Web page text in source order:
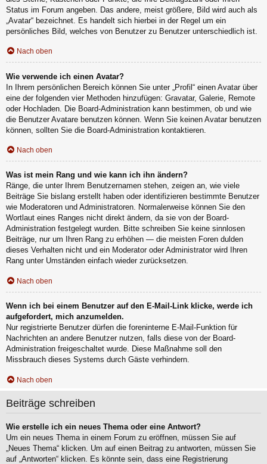
Status im Forum angeben. Das andere, meist größere, Bild wird auch als
„Avatar“ bezeichnet. Es handelt sich hierbei in der Regel um ein
persönliches Bild, welches von Benutzer zu Benutzer unterschiedlich ist.
Nach oben
Wie verwende ich einen Avatar?
In Ihrem persönlichen Bereich können Sie unter „Profil“ einen Avatar über
eine der folgenden vier Methoden hinzufügen: Gravatar, Galerie, Remote
oder Hochladen. Die Board-Administration kann bestimmen, ob und wie
die Benutzer Avatare benutzen können. Wenn Sie keinen Avatar benutzen
können, sollten Sie die Board-Administration kontaktieren.
Nach oben
Was ist mein Rang und wie kann ich ihn ändern?
Ränge, die unter Ihrem Benutzernamen stehen, zeigen an, wie viele
Beiträge Sie bislang erstellt haben oder identifizieren bestimmte Benutzer
wie Moderatoren und Administratoren. Normalerweise können Sie den
Wortlaut eines Ranges nicht direkt ändern, da sie von der Board-
Administration festgelegt wurden. Bitte schreiben Sie keine sinnlosen
Beiträge, nur um Ihren Rang zu erhöhen — die meisten Foren dulden
dieses Verhalten nicht und ein Moderator oder Administrator wird Ihren
Rang unter Umständen einfach wieder zurücksetzen.
Nach oben
Wenn ich bei einem Benutzer auf den E-Mail-Link klicke, werde ich
aufgefordert, mich anzumelden.
Nur registrierte Benutzer dürfen die foreninterne E-Mail-Funktion für
Nachrichten an andere Benutzer nutzen, falls diese von der Board-
Administration freigeschaltet wurde. Diese Maßnahme soll den
Missbrauch dieses Systems durch Gäste verhindern.
Nach oben
Beiträge schreiben
Wie erstelle ich ein neues Thema oder eine Antwort?
Um ein neues Thema in einem Forum zu eröffnen, müssen Sie auf
„Neues Thema“ klicken. Um auf einen Beitrag zu antworten, müssen Sie
auf „Antworten“ klicken. Es könnte sein, dass eine Registrierung